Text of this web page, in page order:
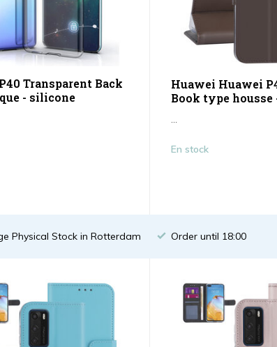
Transparent Back
- silicone
Huawei Huawei
Book type housse
...
En stock
Physical Stock in Rotterdam Order until 18:00